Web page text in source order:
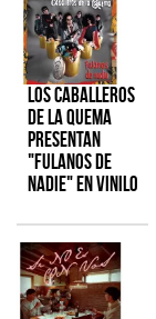
Los Caballeros
de la Quema
presentan
"Fulanos de
Nadie" en vinilo